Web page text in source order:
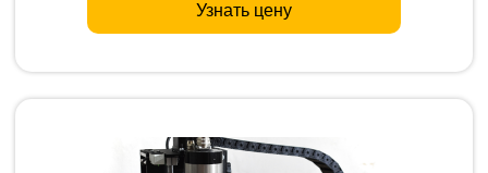
Узнать цену